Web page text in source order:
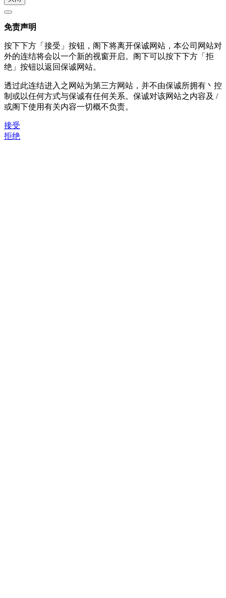
免责声明
按下下方「接受」按钮，阁下将离开保诚网站，本公司网站对
外的连结将会以一个新的视窗开启。阁下可以按下下方「拒
绝」按钮以返回保诚网站。
透过此连结进入之网站为第三方网站，并不由保诚所拥有丶控
制或以任何方式与保诚有任何关系。保诚对该网站之内容及 /
或阁下使用有关内容一切概不负责。
接受
拒绝